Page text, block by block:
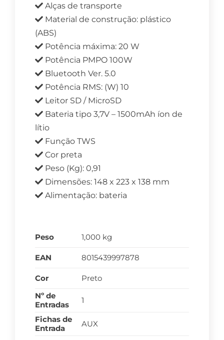
Alças de transporte
Material de construção: plástico
(ABS)
Potência máxima: 20 W
Potência PMPO 100W
Bluetooth Ver. 5.0
Potência RMS: (W) 10
Leitor SD / MicroSD
Bateria tipo 3,7V – 1500mAh íon de
lítio
Função TWS
Cor preta
Peso (Kg): 0,91
Dimensões: 148 x 223 x 138 mm
Alimentação: bateria
Peso 1,000 kg
EAN 8015439997878
Cor
Preto
Nº de
Entradas
1
Fichas de
Entrada
AUX